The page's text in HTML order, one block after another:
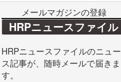
メールマガジンの登録
HRPニュースファイル
HRPニュースファイルのニュー
ス記事が、随時メールで届きま
す。